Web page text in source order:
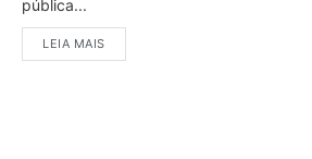
pública...
LEIA MAIS